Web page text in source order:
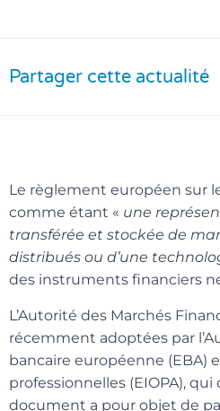
Partager cette actualité
Le règlement européen sur
comme étant « une
transférée et stockée de
distribués ou d’une
des instruments financiers
L’Autorité des Marchés
récemment adoptées par
bancaire européenne (EBA)
professionnelles (EIOPA),
document a pour objet de